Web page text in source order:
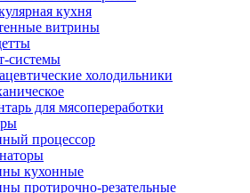
кухня
витрины
системы
холодильники
для мясопереработки
процессор
кухонные
протирочно-резательные